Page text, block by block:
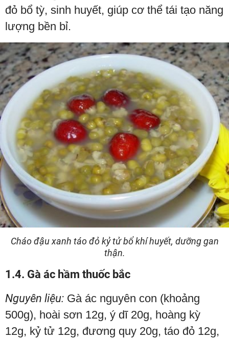
đỏ bổ tỳ, sinh huyết, giúp cơ thể tái tạo năng
lượng bền bỉ.
Cháo đậu xanh táo đỏ kỷ tử bổ khí huyết, dưỡng gan
thận.
1.4. Gà ác hầm thuốc bắc
Nguyên liệu: Gà ác nguyên con (khoảng
500g), hoài sơn 12g, ý dĩ 20g, hoàng kỳ
12g, kỷ tử 12g, đương quy 20g, táo đỏ 12g,